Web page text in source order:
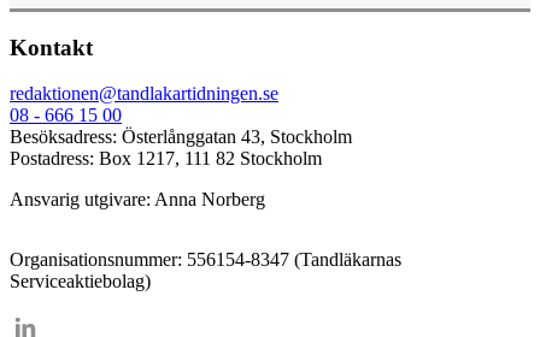
Kontakt
redaktionen@tandlakartidningen.se
08 - 666 15 00
Besöksadress: Österlånggatan 43, Stockholm
Postadress: Box 1217, 111 82 Stockholm
Ansvarig utgivare: Anna Norberg
Organisationsnummer: 556154-8347 (Tandläkarnas
Serviceaktiebolag)